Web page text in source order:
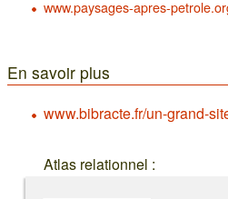
www.paysages-apres-
En savoir plus
www.bibracte.fr/un-grand-
Atlas relationnel :